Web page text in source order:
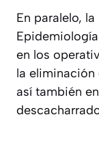
En paralelo,
en los
la
así también